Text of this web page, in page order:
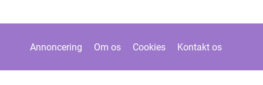
Annoncering Om os Cookies Kontakt os